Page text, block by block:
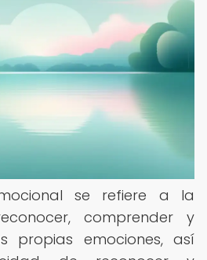
se refiere a la
comprender y
propias emociones, así